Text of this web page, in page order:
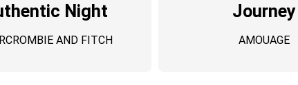
Night
AND FITCH
Journey
AMOUAGE